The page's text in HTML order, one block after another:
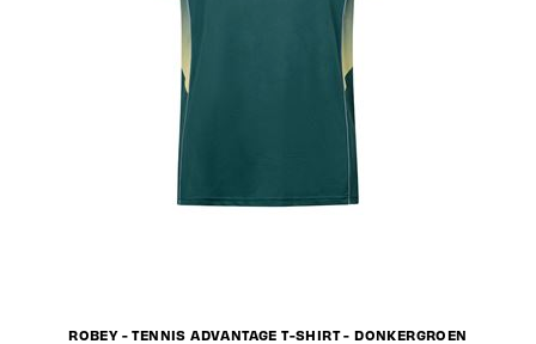
ROBEY - TENNIS ADVANTAGE T-SHIRT - DONKERGROEN